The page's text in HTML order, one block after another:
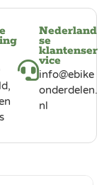
Nederland
se
klantenser
vice
info@ebike
onderdelen.
nl